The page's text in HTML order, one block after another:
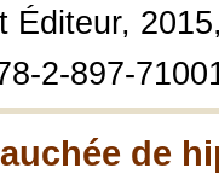
Éditeur,
2-897-
de